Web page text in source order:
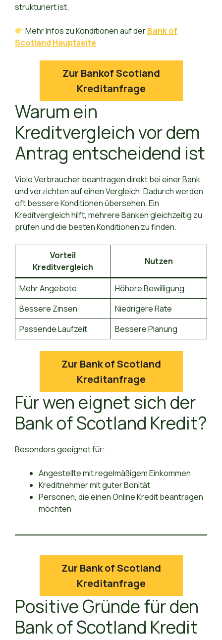
strukturiert ist.
Mehr Infos zu Konditionen auf derBank of
Scotland Hauptseite
Zur Bankof Scotland
Kreditanfrage
Warum ein
Kreditvergleich vor dem
Antrag entscheidend ist
Viele Verbraucher beantragen direkt bei einer Bank
und verzichten auf einen Vergleich. Dadurch werden
oft bessere Konditionen übersehen. Ein
Kreditvergleich hilft, mehrere Banken gleichzeitig zu
prüfen und die besten Konditionen zu finden.
Vorteil
Kreditvergleich
Nutzen
Mehr Angebote
Höhere Bewilligung
Bessere Zinsen
Niedrigere Rate
Passende Laufzeit
Bessere Planung
Zur Bank of Scotland
Kreditanfrage
Für wen eignet sich der
Bank of Scotland Kredit?
Besonders geeignet für:
Angestellte mit regelmäßigem Einkommen
Kreditnehmer mit guter Bonität
Personen, die einen Online Kredit beantragen
möchten
Zur Bank of Scotland
Kreditanfrage
Positive Gründe für den
Bank of Scotland Kredit